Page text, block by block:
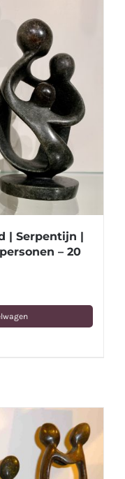
| Serpentijn |
– 20